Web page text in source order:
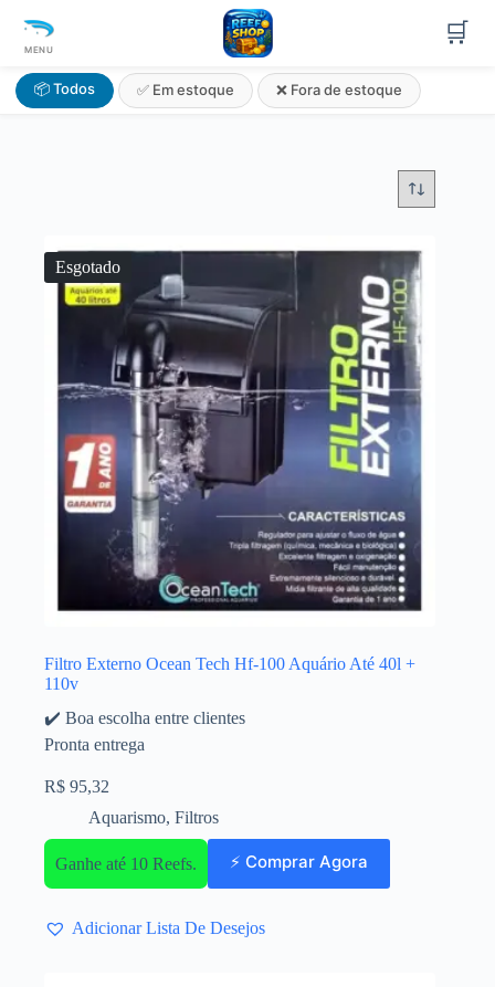
MENU
🛒
📦 Todos ✅ Em estoque ❌ Fora de estoque
Esgotado
Filtro Externo Ocean Tech Hf-100 Aquário Até 40l +
110v
✔️ Boa escolha entre clientes
Pronta entrega
R$ 95,32
Aquarismo, Filtros
Ganhe até 10 Reefs. ⚡ Comprar Agora
Adicionar Lista De Desejos